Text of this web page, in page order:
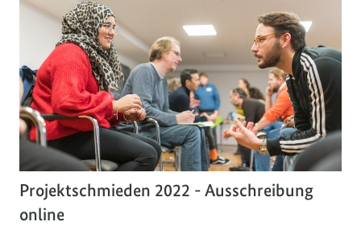
Projektschmieden 2022 - Ausschreibung
online